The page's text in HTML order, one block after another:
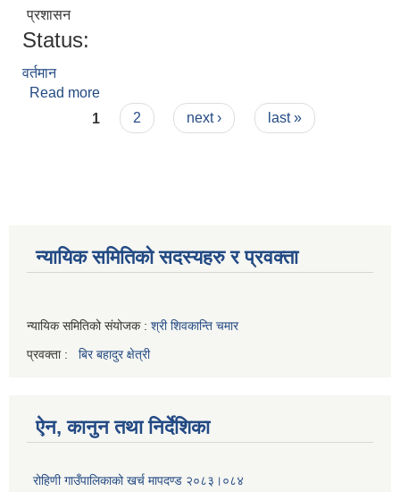
प्रशासन
Status:
वर्तमान
Read more
Pages
1 2 next › last »
न्यायिक समितिको सदस्यहरु र प्रवक्ता
न्यायिक समितिको संयोजक : श्री शिवकान्ति चमार
प्रवक्ता : बिर बहादुर क्षेत्री
ऐन, कानुन तथा निर्देशिका
रोहिणी गाउँपालिकाको खर्च मापदण्ड २०८३।०८४